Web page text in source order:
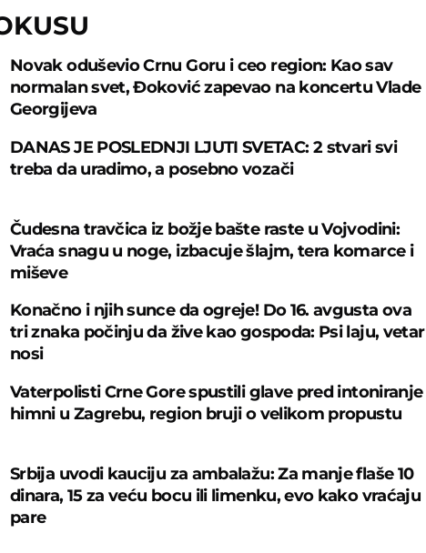
Novak oduševio Crnu Goru i ceo region: Kao sav
normalan svet, Đoković zapevao na koncertu Vlade
Georgijeva
DANAS JE POSLEDNJI LJUTI SVETAC: 2 stvari svi
treba da uradimo, a posebno vozači
Čudesna travčica iz božje bašte raste u Vojvodini:
Vraća snagu u noge, izbacuje šlajm, tera komarce i
miševe
Konačno i njih sunce da ogreje! Do 16. avgusta ova
tri znaka počinju da žive kao gospoda: Psi laju, vetar
nosi
Vaterpolisti Crne Gore spustili glave pred intoniranje
himni u Zagrebu, region bruji o velikom propustu
Srbija uvodi kauciju za ambalažu: Za manje flaše 10
dinara, 15 za veću bocu ili limenku, evo kako vraćaju
pare